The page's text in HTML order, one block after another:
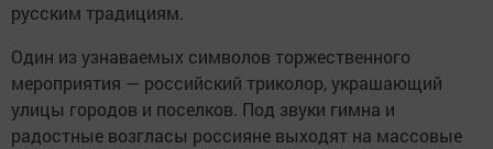
русским традициям.
Один из узнаваемых символов торжественного
мероприятия — российский триколор, украшающий
улицы городов и поселков. Под звуки гимна и
радостные возгласы россияне выходят на массовые